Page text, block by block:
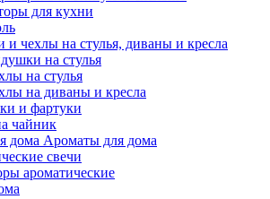
для кухни
чехлы на стулья, диваны и кресла
на стулья
на стулья
на диваны и кресла
и фартуки
чайник
Ароматы для дома
свечи
ароматические